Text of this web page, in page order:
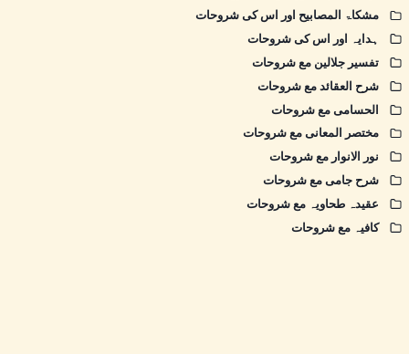
مشکاۃ المصابیح اور اس کی شروحات
ہدایہ اور اس کی شروحات
تفسیر جلالین مع شروحات
شرح العقائد مع شروحات
الحسامی مع شروحات
مختصر المعانی مع شروحات
نور الانوار مع شروحات
شرح جامی مع شروحات
عقیدہ طحاویہ مع شروحات
کافیہ مع شروحات